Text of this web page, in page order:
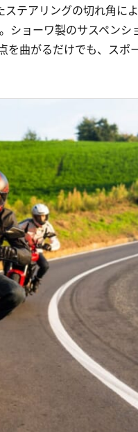
テアリングの切れ角に
ショーワ製のサスペンシ
を曲がるだけでも、スポ